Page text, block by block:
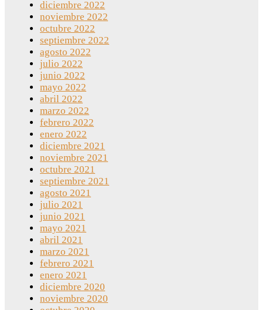
diciembre 2022
noviembre 2022
octubre 2022
septiembre 2022
agosto 2022
julio 2022
junio 2022
mayo 2022
abril 2022
marzo 2022
febrero 2022
enero 2022
diciembre 2021
noviembre 2021
octubre 2021
septiembre 2021
agosto 2021
julio 2021
junio 2021
mayo 2021
abril 2021
marzo 2021
febrero 2021
enero 2021
diciembre 2020
noviembre 2020